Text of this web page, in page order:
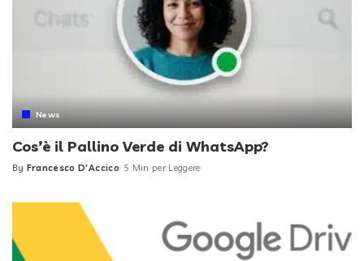
News
Cos’è il Pallino Verde di WhatsApp?
Posted
By Francesco D'Accico 5 Min per Leggere